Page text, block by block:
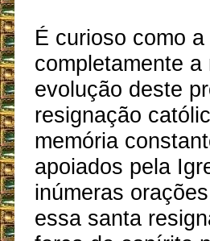
É curioso como
completamente
evolução deste
resignação
memória
apoiados pela
inúmeras
essa santa